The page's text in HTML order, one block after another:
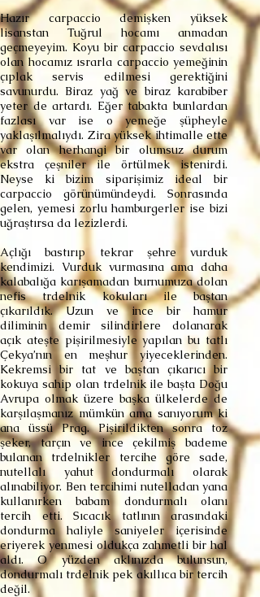
Hazır carpaccio demişken yüksek
lisanstan Tuğrul hocamı anmadan
geçmeyeyim. Koyu bir carpaccio sevdalısı
olan hocamız ısrarla carpaccio yemeğinin
çıplak servis edilmesi gerektiğini
savunurdu. Biraz yağ ve biraz karabiber
yeter de artardı. Eğer tabakta bunlardan
fazlası var ise o yemeğe şüpheyle
yaklaşılmalıydı. Zira yüksek ihtimalle ette
var olan herhangi bir olumsuz durum
ekstra çeşniler ile örtülmek istenirdi.
Neyse ki bizim siparişimiz ideal bir
carpaccio görünümündeydi. Sonrasında
gelen, yemesi zorlu hamburgerler ise bizi
uğraştırsa da lezizlerdi.
Açlığı bastırıp tekrar şehre vurduk
kendimizi. Vurduk vurmasına ama daha
kalabalığa karışamadan burnumuza dolan
nefis trdelnik kokuları ile baştan
çıkarıldık. Uzun ve ince bir hamur
diliminin demir silindirlere dolanarak
açık ateşte pişirilmesiyle yapılan bu tatlı
Çekya’nın en meşhur yiyeceklerinden.
Kekremsi bir tat ve baştan çıkarıcı bir
kokuya sahip olan trdelnik ile başta Doğu
Avrupa olmak üzere başka ülkelerde de
karşılaşmanız mümkün ama sanıyorum ki
ana üssü Prag. Pişirildikten sonra toz
şeker, tarçın ve ince çekilmiş bademe
bulanan trdelnikler tercihe göre sade,
nutellalı yahut dondurmalı olarak
alınabiliyor. Ben tercihimi nutelladan yana
kullanırken babam dondurmalı olanı
tercih etti. Sıcacık tatlının arasındaki
dondurma haliyle saniyeler içerisinde
eriyerek yenmesi oldukça zahmetli bir hal
aldı. O yüzden aklınızda bulunsun,
dondurmalı trdelnik pek akıllıca bir tercih
değil.